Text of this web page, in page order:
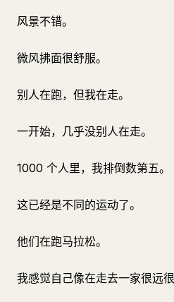
风景不错。
微风拂面很舒服。
别人在跑，但我在走。
一开始，几乎没别人在走。
1000 个人里，我排倒数第五。
这已经是不同的运动了。
他们在跑马拉松。
我感觉自己像在走去一家很远很